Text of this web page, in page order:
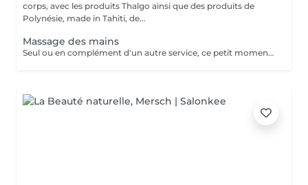
corps, avec les produits Thalgo ainsi que des produits de
Polynésie, made in Tahiti, de...
Massage des mains
Seul ou en complément d'un autre service, ce petit moment pour soi vous aide à vous détendre.